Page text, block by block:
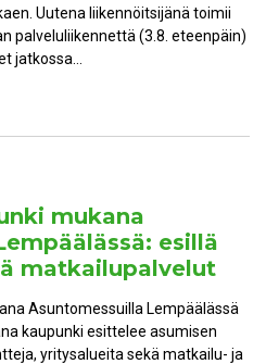
Uutena liikennöitsijänä toimii
palveluliikennettä (3.8. eteenpäin)
jatkossa…
mukana
esillä
matkailupalvelut
Asuntomessuilla Lempäälässä
kaupunki esittelee asumisen
yritysalueita sekä matkailu- ja